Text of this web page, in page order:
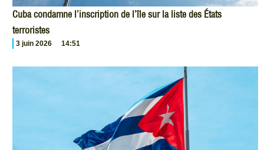
Cuba condamne l’inscription de l’île sur la liste des États
terroristes
3 juin 2026 14:51